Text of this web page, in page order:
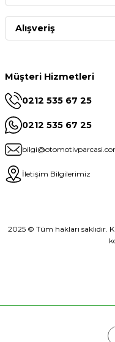
Müşteri Hizmetleri
0212 535 67 25
0212 535 67 25
İletişim Bilgilerimiz
Alışveriş
2025 © Tüm hakları saklıdır.